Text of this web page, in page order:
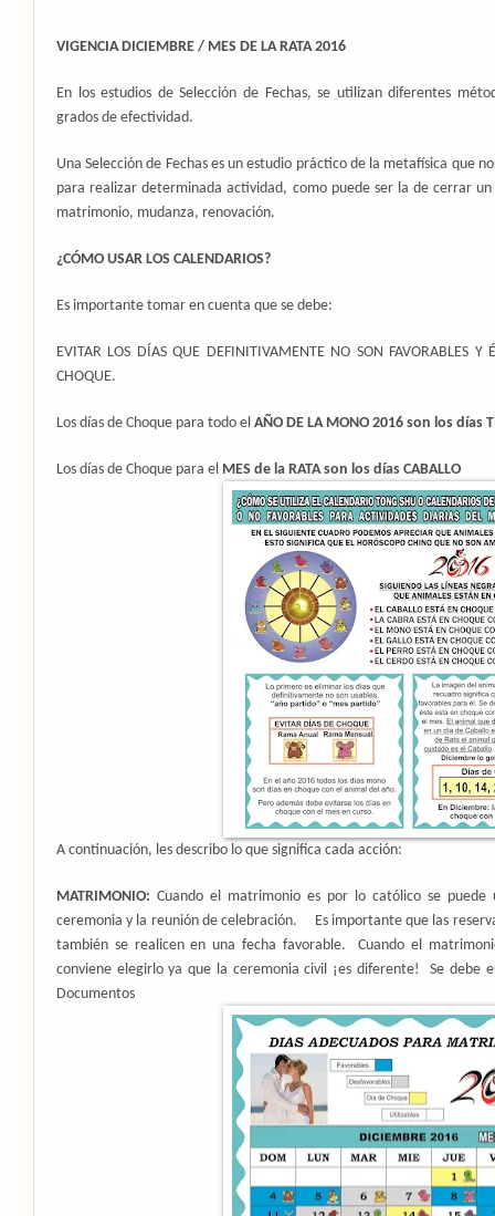
VIGENCIA DICIEMBRE / MES DE LA RATA 2016
En los estudios de Selección de Fechas, se utilizan diferentes
grados de efectividad.
Una Selección de Fechas es un estudio práctico de la metafísica que
para realizar determinada actividad, como puede ser la de cerrar
matrimonio, mudanza, renovación.
¿CÓMO USAR LOS CALENDARIOS?
Es importante tomar en cuenta que se debe:
EVITAR LOS DÍAS QUE DEFINITIVAMENTE NO SON FAVORABLES Y
CHOQUE.
Los días de Choque para todo el AÑO DE LA MONO 2016 son los días
Los días de Choque para el MES de la RATA son los días CABALLO
A continuación, les describo lo que significa cada acción:
MATRIMONIO: Cuando el matrimonio es por lo católico se puede
ceremonia y la reunión de celebración.
Es importante que las
también se realicen en una fecha favorable.Cuando el
conviene elegirlo ya que la ceremonia civil ¡es diferente!
Se debe
Documentos